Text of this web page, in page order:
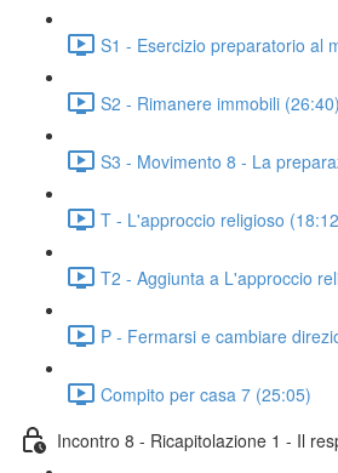
S1 - Esercizio preparatorio al
S2 - Rimanere immobili (26:40)
S3 - Movimento 8 - La
T - L'approccio religioso
T2 - Aggiunta a L'approccio
P - Fermarsi e cambiare
Compito per casa 7 (25:05)
Incontro 8 - Ricapitolazione 1 - Il